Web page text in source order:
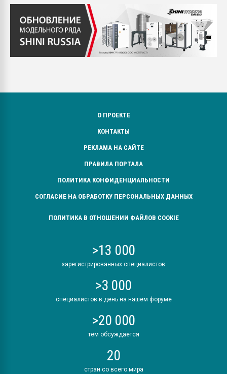
О ПРОЕКТЕ
КОНТАКТЫ
РЕКЛАМА НА САЙТЕ
ПРАВИЛА ПОРТАЛА
ПОЛИТИКА КОНФИДЕНЦИАЛЬНОСТИ
СОГЛАСИЕ НА ОБРАБОТКУ ПЕРСОНАЛЬНЫХ ДАННЫХ
ПОЛИТИКА В ОТНОШЕНИИ ФАЙЛОВ COOKIE
>13 000
зарегистрированных специалистов
>3 000
специалистов в день на нашем форуме
>20 000
тем обсуждается
20
стран со всего мира